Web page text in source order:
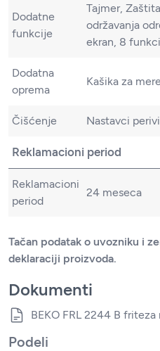
Dodatne
funkcije
Tajmer,
održavanja
ekran, 8
Dodatna
oprema
Kašika za
Čišćenje Nastavci
Reklamacioni period
Reklamacioni
period
24 meseca
Tačan podatak o uvozniku i
deklaraciji proizvoda.
Dokumenti
BEKO FRL 2244 B
Podeli